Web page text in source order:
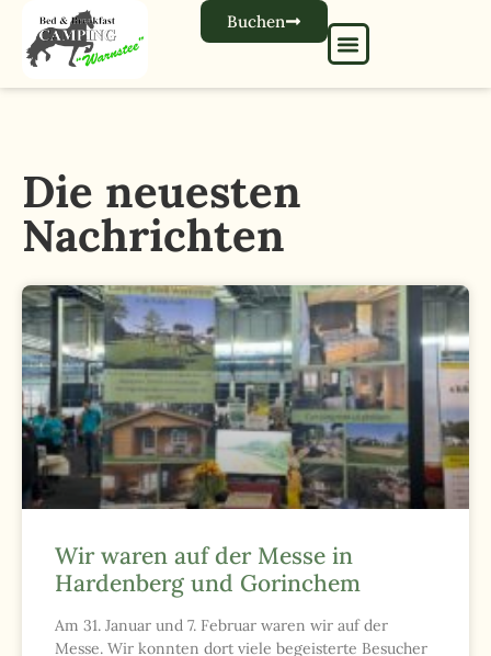
Buchen
Die neuesten
Nachrichten
Wir waren auf der Messe in
Hardenberg und Gorinchem
Am 31. Januar und 7. Februar waren wir auf der
Messe. Wir konnten dort viele begeisterte Besucher